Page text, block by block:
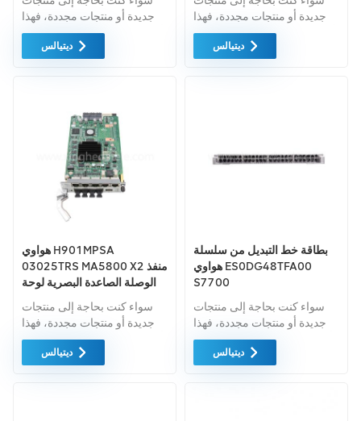
جديدة أو منتجات مجددة، فهذا
أمر شامل الضمان كمعيار. نحن
فقط نشتري معدات السوق
توفير كل هذه بأفضل الأسعار
ديتيالس
جديدة أو منتجات مجددة، فهذا
أمر شامل الضمان كمعيار. نحن
فقط نشتري معدات السوق
توفير كل هذه بأفضل الأسعار
ديتيالس
هواوي H901MPSA
03025TRS MA5800 X2 منفذ
الوصلة الصاعدة البصرية لوحة
التحكم الرئيسية
سواء كنت بحاجة إلى منتجات
جديدة أو منتجات مجددة، فهذا
أمر شامل الضمان كمعيار. نحن
فقط نشتري معدات السوق
توفير كل هذه بأفضل الأسعار
ديتيالس
بطاقة خط التبديل من سلسلة
هواوي ES0DG48TFA00
S7700
سواء كنت بحاجة إلى منتجات
جديدة أو منتجات مجددة، فهذا
أمر شامل الضمان كمعيار. نحن
فقط نشتري معدات السوق
توفير كل هذه بأفضل الأسعار
ديتيالس